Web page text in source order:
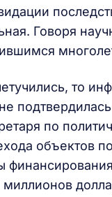
Говоря
то
по
объектов